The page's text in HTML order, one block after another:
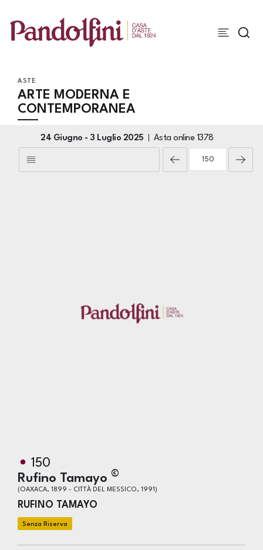
ASTE
ARTE MODERNA E
CONTEMPORANEA
24 Giugno -3 Luglio 2025 Asta online 1378
150
Rufino Tamayo ©
(OAXACA, 1899 - CITTÀ DEL MESSICO, 1991)
RUFINO TAMAYO